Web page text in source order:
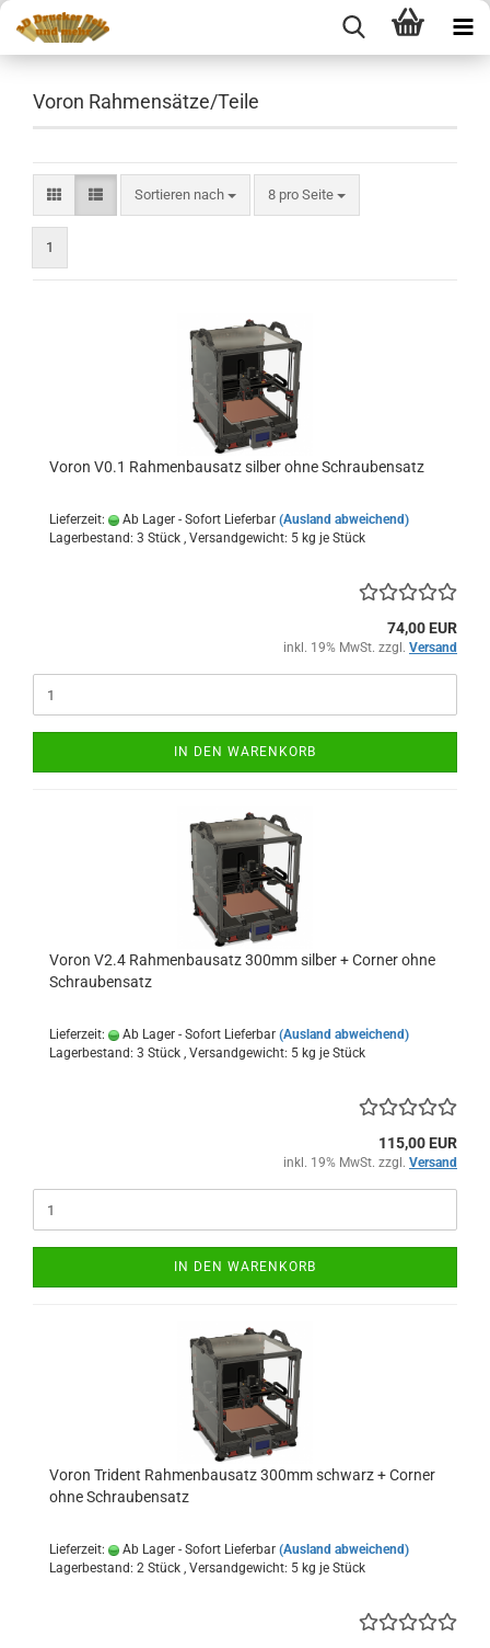
Voron Rahmensätze/Teile
Sortieren nach
Sortieren nach 8 pro Seite
pro Seite
1
Voron V0.1 Rahmenbausatz silber ohne Schraubensatz
Lieferzeit: Ab Lager - Sofort Lieferbar (Ausland abweichend)
Lagerbestand: 3 Stück , Versandgewicht: 5 kg je Stück
74,00 EUR
inkl. 19% MwSt. zzgl. Versand
IN DEN WARENKORB
Voron V2.4 Rahmenbausatz 300mm silber + Corner ohne
Schraubensatz
Lieferzeit: Ab Lager - Sofort Lieferbar (Ausland abweichend)
Lagerbestand: 3 Stück , Versandgewicht: 5 kg je Stück
115,00 EUR
inkl. 19% MwSt. zzgl. Versand
IN DEN WARENKORB
Voron Trident Rahmenbausatz 300mm schwarz + Corner
ohne Schraubensatz
Lieferzeit: Ab Lager - Sofort Lieferbar (Ausland abweichend)
Lagerbestand: 2 Stück , Versandgewicht: 5 kg je Stück